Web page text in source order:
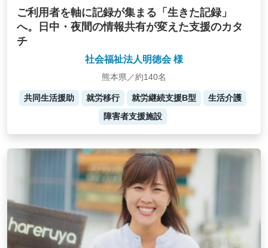
ご利用者を軸に記録が集まる「生きた記録」
へ。日中・夜間の情報共有が変えた支援のカタ
チ
社会福祉法人明徳会 様
熊本県／約140名
共同生活援助 就労移行 就労継続支援B型
生活介護
障害者支援施設